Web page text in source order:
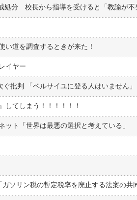
道を調査するときが来た！
イヤー
批判 「ベルサイユに登る人はいません」
してしまう！！！！！！
ット「世界は最悪の選択と考えている」